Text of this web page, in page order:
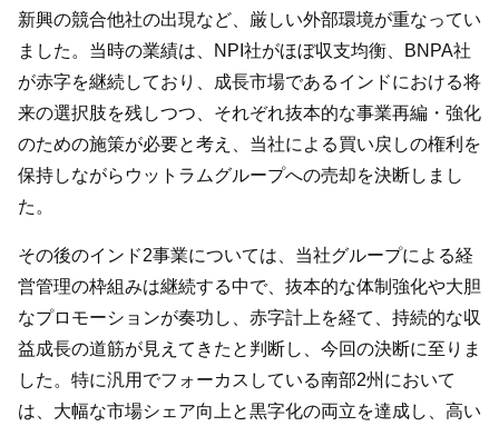
新興の競合他社の出現など、厳しい外部環境が重なってい
ました。当時の業績は、NPI社がほぼ収支均衡、BNPA社
が赤字を継続しており、成長市場であるインドにおける将
来の選択肢を残しつつ、それぞれ抜本的な事業再編・強化
のための施策が必要と考え、当社による買い戻しの権利を
保持しながらウットラムグループへの売却を決断しまし
た。
その後のインド2事業については、当社グループによる経
営管理の枠組みは継続する中で、抜本的な体制強化や大胆
なプロモーションが奏功し、赤字計上を経て、持続的な収
益成長の道筋が見えてきたと判断し、今回の決断に至りま
した。特に汎用でフォーカスしている南部2州において
は、大幅な市場シェア向上と黒字化の両立を達成し、高い